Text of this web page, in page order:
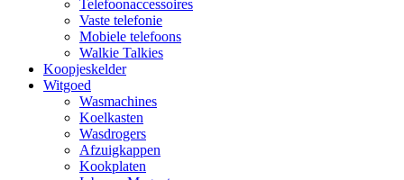
Telefoonaccessoires
Vaste telefonie
Mobiele telefoons
Walkie Talkies
Koopjeskelder
Witgoed
Wasmachines
Koelkasten
Wasdrogers
Afzuigkappen
Kookplaten